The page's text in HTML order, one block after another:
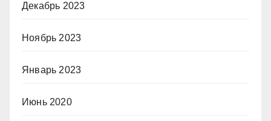
Декабрь 2023
Ноябрь 2023
Январь 2023
Июнь 2020